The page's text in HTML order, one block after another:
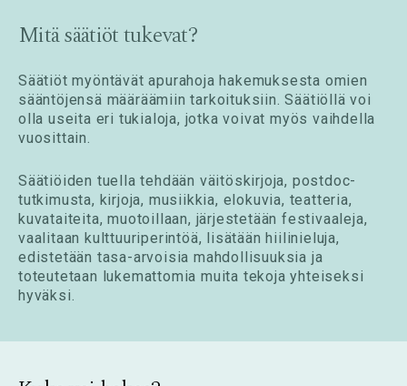
Mitä säätiöt tukevat?
Säätiöt myöntävät apurahoja hakemuksesta omien
sääntöjensä määräämiin tarkoituksiin. Säätiöllä voi
olla useita eri tukialoja, jotka voivat myös vaihdella
vuosittain.
Säätiöiden tuella tehdään väitöskirjoja, postdoc-
tutkimusta, kirjoja, musiikkia, elokuvia, teatteria,
kuvataiteita, muotoillaan, järjestetään festivaaleja,
vaalitaan kulttuuriperintöä, lisätään hiilinieluja,
edistetään tasa-arvoisia mahdollisuuksia ja
toteutetaan lukemattomia muita tekoja yhteiseksi
hyväksi.